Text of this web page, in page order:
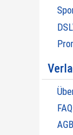
FAQ
AGB